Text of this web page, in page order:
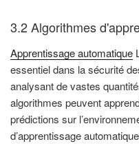
3.2 Algorithmes
Apprentissage automatique
essentiel dans la sécurité
analysant de vastes
algorithmes peuvent
prédictions sur
d’apprentissage